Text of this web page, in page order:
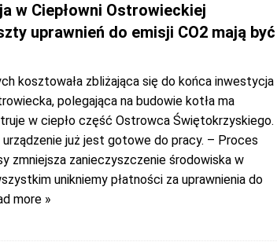
w Ciepłowni Ostrowieckiej
uprawnień do emisji CO2 mają być
kosztowała zbliżająca się do końca inwestycja
polegająca na budowie kotła ma
w ciepło część Ostrowca Świętokrzyskiego.
już jest gotowe do pracy. – Proces
zmniejsza zanieczyszczenie środowiska w
unikniemy płatności za uprawnienia do
more »